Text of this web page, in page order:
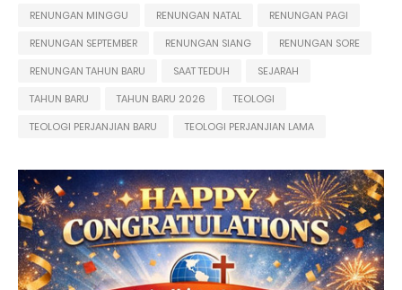
RENUNGAN MINGGU
RENUNGAN NATAL
RENUNGAN PAGI
RENUNGAN SEPTEMBER
RENUNGAN SIANG
RENUNGAN SORE
RENUNGAN TAHUN BARU
SAAT TEDUH
SEJARAH
TAHUN BARU
TAHUN BARU 2026
TEOLOGI
TEOLOGI PERJANJIAN BARU
TEOLOGI PERJANJIAN LAMA